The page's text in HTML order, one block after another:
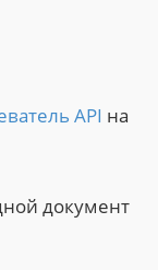
API на
документ